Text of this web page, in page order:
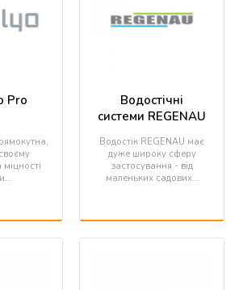
Pro
міцності
Водостічні
системи REGENAU
Водостік REGENAU має
дуже широку сферу
застосування - від
маленьких садових…